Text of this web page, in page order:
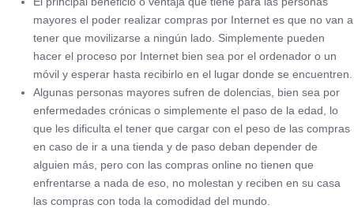
mayores el poder realizar compras por Internet es que no van a
tener que movilizarse a ningún lado. Simplemente pueden
hacer el proceso por Internet bien sea por el ordenador o un
móvil y esperar hasta recibirlo en el lugar donde se encuentren.
Algunas personas mayores sufren de dolencias, bien sea por
enfermedades crónicas o simplemente el paso de la edad, lo
que les dificulta el tener que cargar con el peso de las compras
en caso de ir a una tienda y de paso deban depender de
alguien más, pero con las compras online no tienen que
enfrentarse a nada de eso, no molestan y reciben en su casa
las compras con toda la comodidad del mundo.